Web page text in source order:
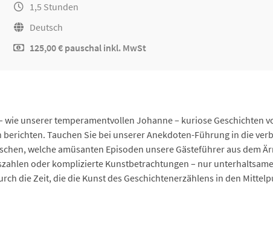
1,5 Stunden
Deutsch
125,00 € pauschal inkl. MwSt
wie unserer temperamentvollen Johanne – kuriose Geschichten
Tauchen Sie bei unserer Anekdoten-Führung in die
welche amüsanten Episoden unsere Gästeführer aus dem
oder komplizierte Kunstbetrachtungen – nur unterhaltsame
die Zeit, die die Kunst des Geschichtenerzählens in den